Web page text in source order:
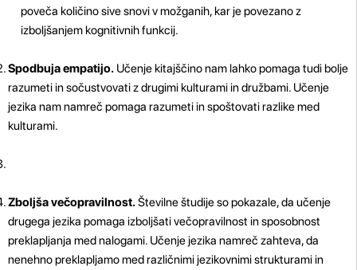
poveča količino sive snovi v možganih, kar je povezano z
izboljšanjem kognitivnih funkcij.
Spodbuja empatijo. Učenje kitajščino nam lahko pomaga tudi bolje
razumeti in sočustvovati z drugimi kulturami in družbami. Učenje
jezika nam namreč pomaga razumeti in spoštovati razlike med
kulturami.
Zboljša večopravilnost.Številne študije so pokazale, da učenje
drugega jezika pomaga izboljšati večopravilnost in sposobnost
preklapljanja med nalogami. Učenje jezika namreč zahteva, da
nenehno preklapljamo med različnimi jezikovnimi strukturami in